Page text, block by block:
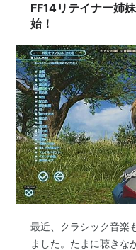
FF14リテイナー姉
始！
最近、クラシック音楽
ました。たまに聴きな